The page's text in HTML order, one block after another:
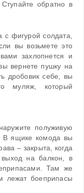
обратно в
с фигурой солдата,
вы возьмете это
захлопнется и
вернете пушку на
дробовик себе, вы
муляж, который
полуживую
В ящике комода вы
– закрыта, когда
на балкон, в
Там же
лежат боеприпасы